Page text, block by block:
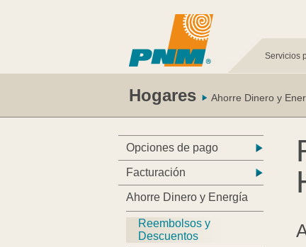
Servicios
Hogares Ahorre Dinero y
Opciones de pago
Facturación
Ahorre Dinero y Energía
Reembolsos y
Descuentos